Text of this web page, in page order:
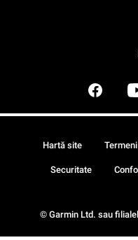
© Garmin Ltd. sau
Hartă site
Securitate